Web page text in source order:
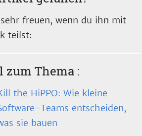
freuen, wenn du ihn mit
teilst:
zum Thema :
the HiPPO: Wie kleine
Teams entscheiden,
sie bauen